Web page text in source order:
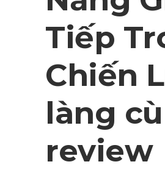
Tiếp
Chiến
làng
review